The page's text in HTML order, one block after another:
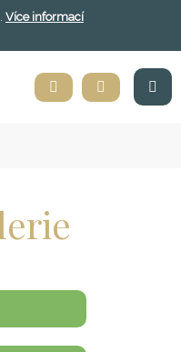
Více informací